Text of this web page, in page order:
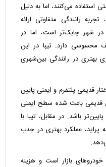
۵ سرعته دستی استفاده می‌کنند، اما به دلیل
رانندگی متفاوتی ارائه
در شهر چابک‌تر است، اما در
محسوسی دارد. تیبا در این
بهتری در رانندگی بین‌شهری
قدیمی پلتفرم و ایمنی پایین
باعث شده سطح ایمنی
باشد. در مقابل، تیبا با
عملکرد بهتری در جذب
بازار است و هزینه